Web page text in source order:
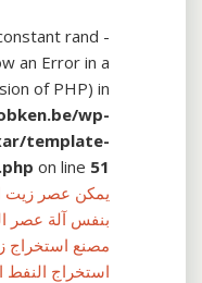
rand -
an Error in a
of PHP) in
wp-
template-
on line 51
يمكن عصر زيت
بنفس آلة عصر
مصنع استخراج
استخراج النفط